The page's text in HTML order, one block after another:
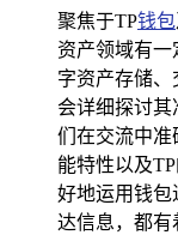
聚焦于TP钱包
资产领域有
字资产存储、
会详细探讨其
们在交流中准
能特性以及
好地运用钱包
达信息，都有